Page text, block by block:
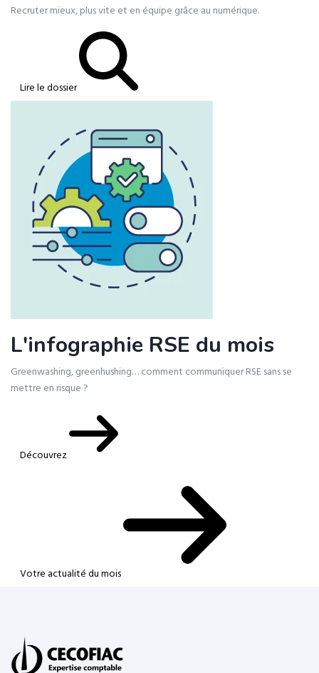
Recruter mieux, plus vite et en équipe grâce au numérique.
Lire le dossier
L'infographie RSE du mois
Greenwashing, greenhushing… comment communiquer RSE sans se
mettre en risque ?
Découvrez
Votre actualité du mois